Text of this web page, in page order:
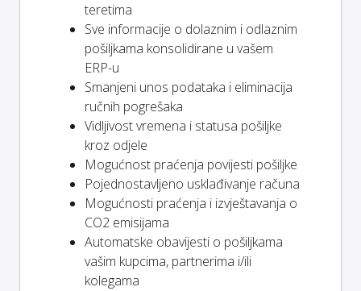
teretima
Sve informacije o dolaznim i odlaznim
pošiljkama konsolidirane u vašem
ERP-u
Smanjeni unos podataka i eliminacija
ručnih pogrešaka
Vidljivost vremena i statusa pošiljke
kroz odjele
Mogućnost praćenja povijesti pošiljke
Pojednostavljeno usklađivanje računa
Mogućnosti praćenja i izvještavanja o
CO2 emisijama
Automatske obavijesti o pošiljkama
vašim kupcima, partnerima i/ili
kolegama